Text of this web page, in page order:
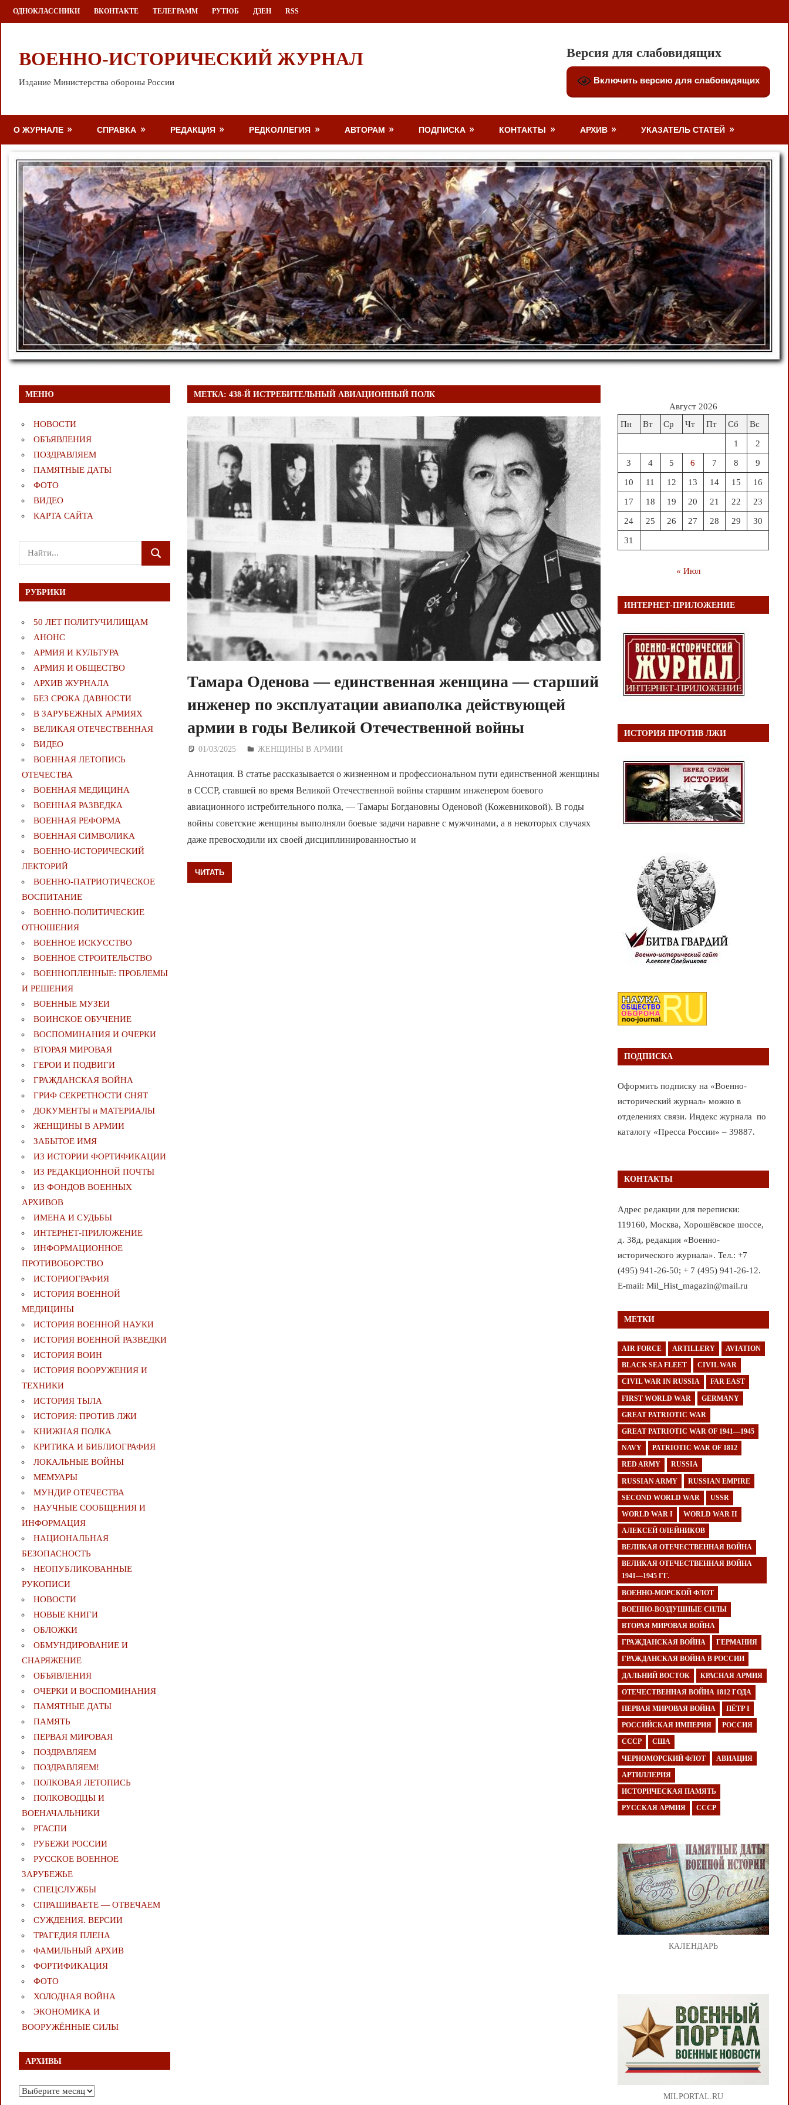
Перейти
к
ОДНОКЛАССНИКИ ВКОНТАКТЕ ТЕЛЕГРАММ РУТЮБ ДЗЕН RSS
ВОЕННО-ИСТОРИЧЕСКИЙ ЖУРНАЛ
Издание Министерства обороны России
Версия для слабовидящих
Включить версию для слабовидящих
О ЖУРНАЛЕ СПРАВКА РЕДАКЦИЯ РЕДКОЛЛЕГИЯ АВТОРАМ ПОДПИСКА КОНТАКТЫ АРХИВ УКАЗАТЕЛЬ СТАТЕЙ
МЕТКА:438-Й ИСТРЕБИТЕЛЬНЫЙ АВИАЦИОННЫЙ ПОЛК
Тамара Оденова — единственная женщина — старший
инженер по эксплуатации авиаполка действующей
армии в годы Великой Отечественной войны
01/03/2025 Дежурный по Редакции
ЖЕНЩИНЫ В АРМИИ
Аннотация. В статье рассказывается о жизненном и профессиональном пути единственной женщины
в СССР, ставшей во время Великой Отечественной войны старшим инженером боевого
авиационного истребительного полка, — Тамары Богдановны Оденовой (Кожевниковой). В годы
войны советские женщины выполняли боевые задачи наравне с мужчинами, а в некоторых случаях
даже превосходили их своей дисциплинированностью и
ЧИТАТЬ
МЕНЮ
НОВОСТИ
ОБЪЯВЛЕНИЯ
ПОЗДРАВЛЯЕМ
ПАМЯТНЫЕ ДАТЫ
ФОТО
ВИДЕО
КАРТА САЙТА
Поиск
для:
ПОИСК
РУБРИКИ
50 ЛЕТ ПОЛИТУЧИЛИЩАМ
АНОНС
АРМИЯ И КУЛЬТУРА
АРМИЯ И ОБЩЕСТВО
АРХИВ ЖУРНАЛА
БЕЗ СРОКА ДАВНОСТИ
В ЗАРУБЕЖНЫХ АРМИЯХ
ВЕЛИКАЯ ОТЕЧЕСТВЕННАЯ
ВИДЕО
ВОЕННАЯ ЛЕТОПИСЬ
ОТЕЧЕСТВА
ВОЕННАЯ МЕДИЦИНА
ВОЕННАЯ РАЗВЕДКА
ВОЕННАЯ РЕФОРМА
ВОЕННАЯ СИМВОЛИКА
ВОЕННО-ИСТОРИЧЕСКИЙ
ЛЕКТОРИЙ
ВОЕННО-ПАТРИОТИЧЕСКОЕ
ВОСПИТАНИЕ
ВОЕННО-ПОЛИТИЧЕСКИE
ОТНОШЕНИЯ
ВОЕННОЕ ИСКУССТВО
ВОЕННОЕ СТРОИТЕЛЬСТВО
ВОЕННОПЛЕННЫЕ: ПРОБЛЕМЫ
И РЕШЕНИЯ
ВОЕННЫЕ МУЗЕИ
ВОИНСКОЕ ОБУЧЕНИЕ
ВОСПОМИНАНИЯ И ОЧЕРКИ
ВТОРАЯ МИРОВАЯ
ГЕРОИ И ПОДВИГИ
ГРАЖДАНСКАЯ ВОЙНА
ГРИФ СЕКРЕТНОСТИ СНЯТ
ДОКУМЕНТЫ и МАТЕРИАЛЫ
ЖЕНЩИНЫ В АРМИИ
ЗАБЫТОЕ ИМЯ
ИЗ ИСТОРИИ ФОРТИФИКАЦИИ
ИЗ РЕДАКЦИОННОЙ ПОЧТЫ
ИЗ ФОНДОВ ВОЕННЫХ
АРХИВОВ
ИМЕНА И СУДЬБЫ
ИНТЕРНЕТ-ПРИЛОЖЕНИЕ
ИНФОРМАЦИОННОЕ
ПРОТИВОБОРСТВО
ИСТОРИОГРАФИЯ
ИСТОРИЯ ВОЕННОЙ
МЕДИЦИНЫ
ИСТОРИЯ ВОЕННОЙ НАУКИ
ИСТОРИЯ ВОЕННОЙ РАЗВЕДКИ
ИСТОРИЯ ВОИН
ИСТОРИЯ ВООРУЖЕНИЯ И
ТЕХНИКИ
ИСТОРИЯ ТЫЛА
ИСТОРИЯ: ПРОТИВ ЛЖИ
КНИЖНАЯ ПОЛКА
КРИТИКА И БИБЛИОГРАФИЯ
ЛОКАЛЬНЫЕ ВОЙНЫ
МЕМУАРЫ
МУНДИР ОТЕЧЕСТВА
НАУЧНЫЕ СООБЩЕНИЯ И
ИНФОРМАЦИЯ
НАЦИОНАЛЬНАЯ
БЕЗОПАСНОСТЬ
НЕОПУБЛИКОВАННЫЕ
РУКОПИСИ
НОВОСТИ
НОВЫЕ КНИГИ
ОБЛОЖКИ
ОБМУНДИРОВАНИЕ И
СНАРЯЖЕНИЕ
ОБЪЯВЛЕНИЯ
ОЧЕРКИ И ВОСПОМИНАНИЯ
ПАМЯТНЫЕ ДАТЫ
ПАМЯТЬ
ПЕРВАЯ МИРОВАЯ
ПОЗДРАВЛЯЕМ
ПОЗДРАВЛЯЕМ!
ПОЛКОВАЯ ЛЕТОПИСЬ
ПОЛКОВОДЦЫ И
ВОЕНАЧАЛЬНИКИ
РГАСПИ
РУБЕЖИ РОССИИ
РУССКОЕ ВОЕННОЕ
ЗАРУБЕЖЬЕ
СПЕЦСЛУЖБЫ
СПРАШИВАЕТЕ — ОТВЕЧАЕМ
СУЖДЕНИЯ. ВЕРСИИ
ТРАГЕДИЯ ПЛЕНА
ФАМИЛЬНЫЙ АРХИВ
ФОРТИФИКАЦИЯ
ФОТО
ХОЛОДНАЯ ВОЙНА
ЭКОНОМИКА И
ВООРУЖЁННЫЕ СИЛЫ
АРХИВЫ
Архивы
Август 2026
Пн
Вт Ср Чт Пт Сб Вс
1 2
3 4 5 6 7 8 9
10 11 12 13 14 15 16
17 18 19 20 21 22 23
24 25 26 27 28 29 30
31
« Июл
ИНТЕРНЕТ-ПРИЛОЖЕНИЕ
ИСТОРИЯ ПРОТИВ ЛЖИ
ПОДПИСКА
Оформить подписку на «Военно-
исторический журнал» можно в
отделениях связи. Индекс журнала по
каталогу «Пресса России» – 39887.
КОНТАКТЫ
Адрес редакции для переписки:
119160, Москва, Хорошёвское шоссе,
д. 38д, редакция «Военно-
исторического журнала». Тел.: +7
(495) 941-26-50; + 7 (495) 941-26-12.
E-mail: Mil_Hist_magazin@mail.ru
МЕТКИ
AIR FORCE ARTILLERY AVIATION
BLACK SEA FLEET CIVIL WAR
CIVIL WAR IN RUSSIA FAR EAST
FIRST WORLD WAR GERMANY
GREAT PATRIOTIC WAR
GREAT PATRIOTIC WAR OF 1941—1945
NAVY PATRIOTIC WAR OF 1812
RED ARMY RUSSIA
RUSSIAN ARMY RUSSIAN EMPIRE
SECOND WORLD WAR USSR
WORLD WAR I WORLD WAR II
АЛЕКСЕЙ ОЛЕЙНИКОВ
ВЕЛИКАЯ ОТЕЧЕСТВЕННАЯ ВОЙНА
ВЕЛИКАЯ ОТЕЧЕСТВЕННАЯ ВОЙНА
1941—1945 ГГ.
ВОЕННО-МОРСКОЙ ФЛОТ
ВОЕННО-ВОЗДУШНЫЕ СИЛЫ
ВТОРАЯ МИРОВАЯ ВОЙНА
ГРАЖДАНСКАЯ ВОЙНА ГЕРМАНИЯ
ГРАЖДАНСКАЯ ВОЙНА В РОССИИ
ДАЛЬНИЙ ВОСТОК КРАСНАЯ АРМИЯ
ОТЕЧЕСТВЕННАЯ ВОЙНА 1812 ГОДА
ПЕРВАЯ МИРОВАЯ ВОЙНА ПЁТР I
РОССИЙСКАЯ ИМПЕРИЯ РОССИЯ
СССР США
ЧЕРНОМОРСКИЙ ФЛОТ АВИАЦИЯ
АРТИЛЛЕРИЯ
ИСТОРИЧЕСКАЯ ПАМЯТЬ
РУССКАЯ АРМИЯ СССР
КАЛЕНДАРЬ
MILPORTAL.RU